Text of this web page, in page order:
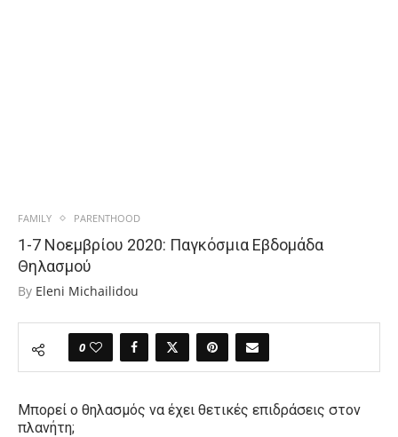
FAMILY PARENTHOOD
1-7 Νοεμβρίου 2020: Παγκόσμια Εβδομάδα
Θηλασμού
By Eleni Michailidou
0
Μπορεί ο θηλασμός να έχει θετικές επιδράσεις στον
πλανήτη;